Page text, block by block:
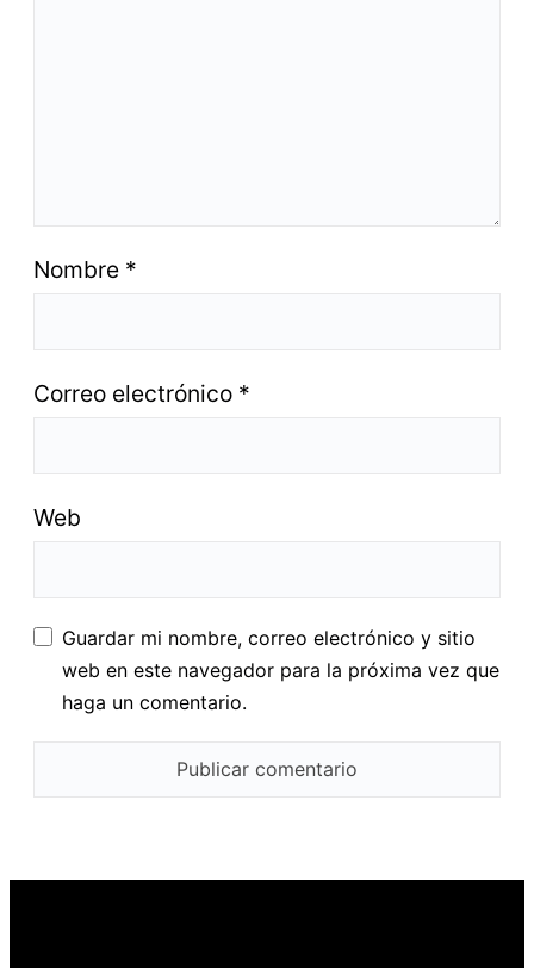
Nombre *
Correo electrónico *
Web
Guardar mi nombre, correo electrónico y sitio
web en este navegador para la próxima vez que
haga un comentario.